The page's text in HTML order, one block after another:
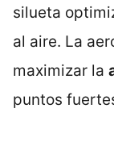
silueta
al aire. La
maximizar la
puntos